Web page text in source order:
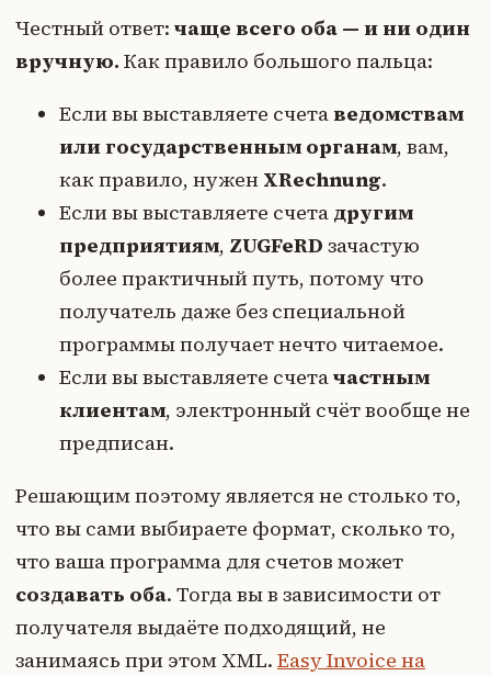
Честный ответ: чаще всего оба — и ни один
вручную. Как правило большого пальца:
Если вы выставляете счета ведомствам
или государственным органам, вам,
как правило, нужен XRechnung.
Если вы выставляете счета другим
предприятиям, ZUGFeRD зачастую
более практичный путь, потому что
получатель даже без специальной
программы получает нечто читаемое.
Если вы выставляете счетачастным
клиентам, электронный счёт вообще не
предписан.
Решающим поэтому является не столько то,
что вы сами выбираете формат, сколько то,
что ваша программа для счетов может
создавать оба. Тогда вы в зависимости от
получателя выдаёте подходящий, не
занимаясь при этом XML. Easy Invoice на